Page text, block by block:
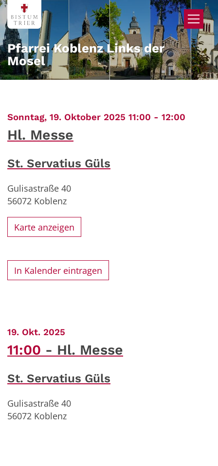
Zum Inhalt springen
Pfarrei Koblenz Links der
Mosel
Sonntag, 19. Oktober 2025 11:00 - 12:00
Hl. Messe
St. Servatius Güls
Gulisastraße 40
56072 Koblenz
Karte anzeigen
In Kalender eintragen
19. Okt. 2025
11:00 Hl. Messe
St. Servatius Güls
Gulisastraße 40
56072 Koblenz